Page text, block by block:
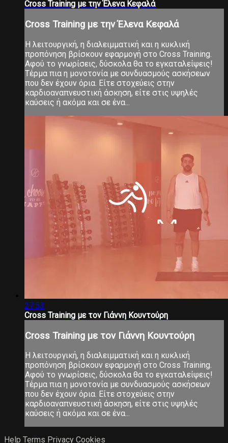
Cross Training με την Έλενα Κεφαλά
Cross Training με την Έλενα Κεφαλά
Η λειτουργική, η διαλειμματική και η κυκλική
προπόνηση βρίσκουν εφαρμογή στο Cross Training.
Αφού το γνωρίσεις, δύσκολα θα το εγκαταλείψεις!
Τέρμα πια η μονοτονία με συνδυασμούς ασκήσεων
που δεν έχουν όρια. Είτε στοχεύεις στην
καρδιοαναπνευστική άσκηση, είτε στις υψηλές
καύσεις ή ακόμα και σε ένα...
27:53
Cross Training με τον Γιάννη Κουντούρη
Cross Training με τον Γιάννη Κουντούρη
Η λειτουργική, η διαλειμματική και η κυκλική
προπόνηση βρίσκουν εφαρμογή στο Cross Training.
Αφού το γνωρίσεις, δύσκολα θα το εγκαταλείψεις!
Τέρμα πια η μονοτονία με συνδυασμούς ασκήσεων
που δεν έχουν όρια. Είτε στοχεύεις στην
καρδιοαναπνευστική άσκηση, είτε στις υψηλές
καύσεις ή ακόμα και σε ένα...
Help Terms Privacy Cookies